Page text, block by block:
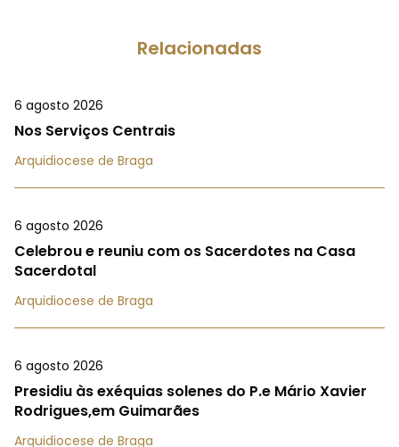
Relacionadas
6 agosto 2026
Nos Serviços Centrais
Arquidiocese de Braga
6 agosto 2026
Celebrou e reuniu com os Sacerdotes na Casa
Sacerdotal
Arquidiocese de Braga
6 agosto 2026
Presidiu às exéquias solenes do P.e Mário Xavier
Rodrigues,em Guimarães
Arquidiocese de Braga